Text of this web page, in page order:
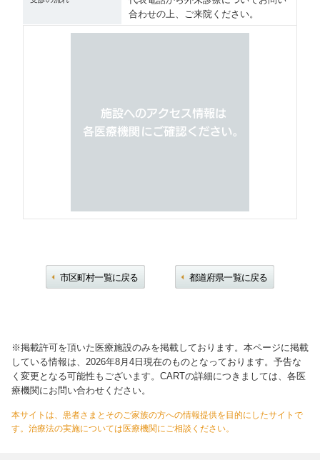
合わせの上、ご来院ください。
市区町村一覧に戻る 都道府県一覧に戻る
※掲載許可を頂いた医療施設のみを掲載しております。本ページに掲載
している情報は、2026年8月4日現在のものとなっております。予告な
く変更となる可能性もございます。CARTの詳細につきましては、各医
療機関にお問い合わせください。
本サイトは、患者さまとそのご家族の方への情報提供を目的にしたサイトで
す。治療法の実施については医療機関にご相談ください。